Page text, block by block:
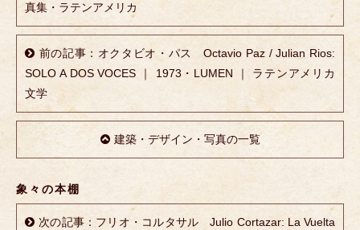
真集・ラテンアメリカ
前の記事：オクタビオ・パス Octavio Paz / Julian Rios:
SOLO A DOS VOCES ｜ 1973・LUMEN ｜ ラテンアメリカ
文学
建築・デザイン・写真の一覧
象々の本棚
次の記事：フリオ・コルタサル Julio Cortazar: La Vuelta